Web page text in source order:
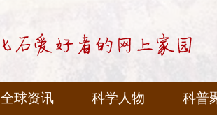
全球资讯 科学人物 科普